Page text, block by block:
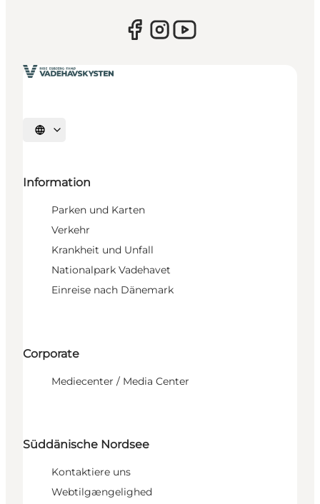
Sprache auswählen
Information
Parken und Karten
Verkehr
Krankheit und Unfall
Nationalpark Vadehavet
Einreise nach Dänemark
Corporate
Mediecenter / Media Center
Süddänische Nordsee
Kontaktiere uns
Webtilgængelighed